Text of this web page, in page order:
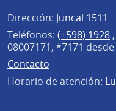
Dirección: Juncal 1511
Teléfonos: (+598) 1928 ,
08007171, *7171
Contacto
Horario de atención: